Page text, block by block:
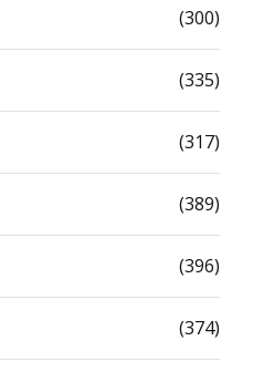
(300)
(335)
(317)
(389)
(396)
(374)